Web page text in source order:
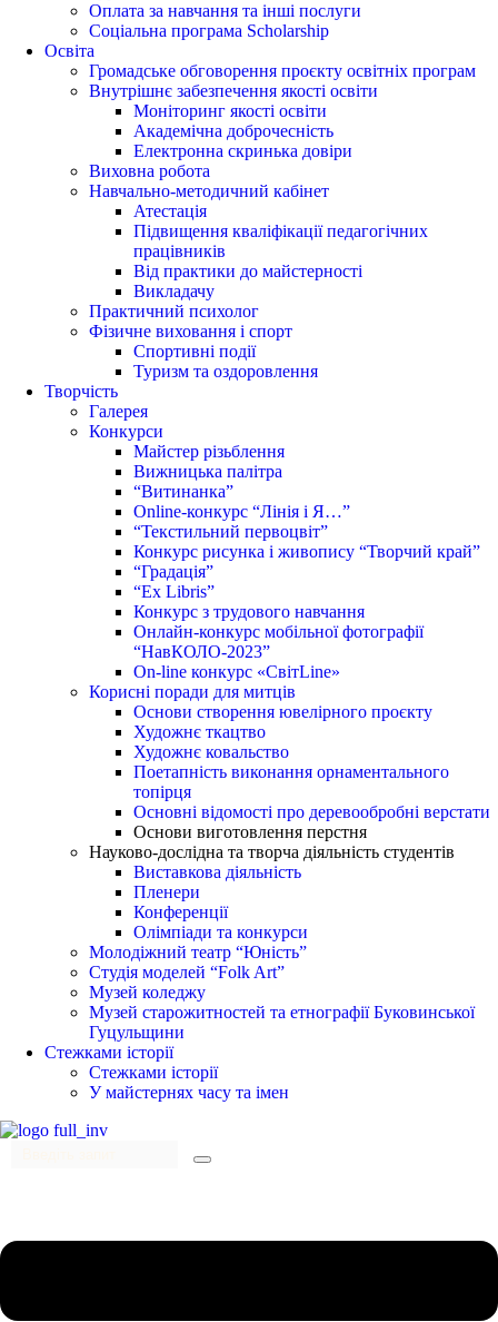
Оплата за навчання та інші послуги
Соціальна програма Scholarship
Освіта
Громадське обговорення проєкту освітніх програм
Внутрішнє забезпечення якості освіти
Моніторинг якості освіти
Академічна доброчесність
Електронна скринька довіри
Виховна робота
Навчально-методичний кабінет
Атестація
Підвищення кваліфікації педагогічних
працівників
Від практики до майстерності
Викладачу
Практичний психолог
Фізичне виховання і спорт
Спортивні події
Туризм та оздоровлення
Творчість
Галерея
Конкурси
Майстер різьблення
Вижницька палітра
“Витинанка”
Online-конкурс “Лінія і Я…”
“Текстильний первоцвіт”
Конкурс рисунка і живопису “Творчий край”
“Градація”
“Ex Libris”
Конкурс з трудового навчання
Онлайн-конкурс мобільної фотографії
“НавКОЛО-2023”
On-line конкурс «СвітLine»
Корисні поради для митців
Основи створення ювелірного проєкту
Художнє ткацтво
Художнє ковальство
Поетапність виконання орнаментального
топірця
Основні відомості про деревообробні верстати
Основи виготовлення перстня
Науково-дослідна та творча діяльність студентів
Виставкова діяльність
Пленери
Конференції
Олімпіади та конкурси
Молодіжний театр “Юність”
Студія моделей “Folk Art”
Музей коледжу
Музей старожитностей та етнографії Буковинської
Гуцульщини
Стежками історії
Стежками історії
У майстернях часу та імен